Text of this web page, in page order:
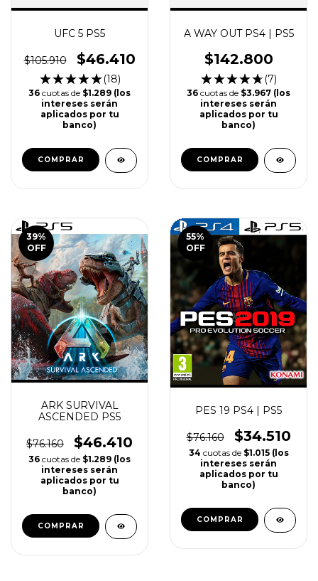
UFC 5 PS5
$105.910 $46.410
(18)
36 cuotas de $1.289 (los
intereses serán
aplicados por tu
banco)
COMPRAR
A WAY OUT PS4 | PS5
$142.800
(7)
36 cuotas de $3.967 (los
intereses serán
aplicados por tu
banco)
COMPRAR
39%
OFF
ARK SURVIVAL
ASCENDED PS5
$76.160 $46.410
(13)
cuotas de$1.289 (los
intereses serán
aplicados por tu
55%
OFF
PES 19 PS4 | PS5
$76.160 $34.510
(20)
cuotas de$1.015 (los
intereses serán
aplicados por tu